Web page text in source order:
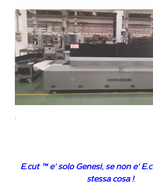
.
E.cut ™ e’ solo Genesi, se non e’
stessa cosa !.